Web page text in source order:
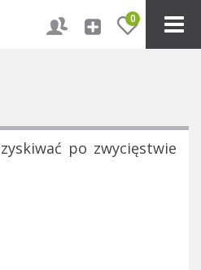
0
po zwycięstwie